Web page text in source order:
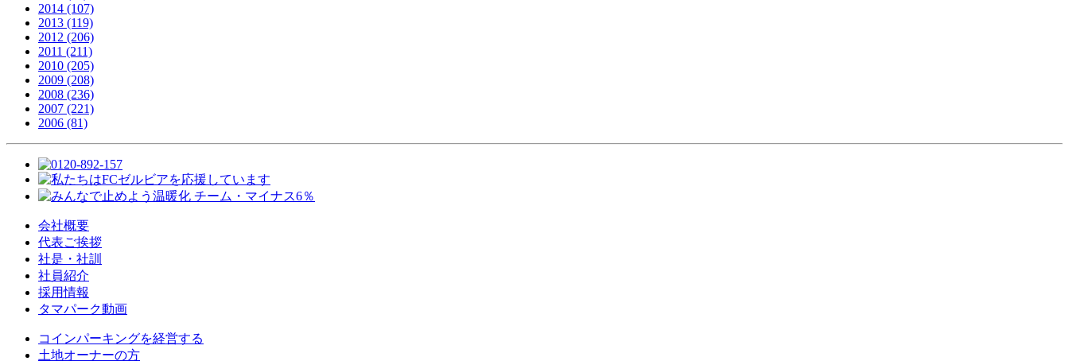
2014 (107)
2013 (119)
2012 (206)
2011 (211)
2010 (205)
2009 (208)
2008 (236)
2007 (221)
2006 (81)
会社概要
代表ご挨拶
社是・社訓
社員紹介
採用情報
タマパーク動画
コインパーキングを経営する
土地オーナーの方